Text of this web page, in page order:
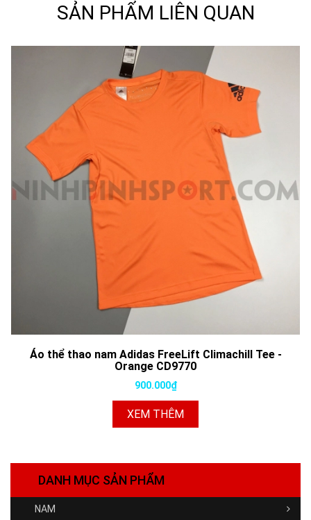
SẢN PHẨM LIÊN QUAN
Áo thể thao nam Adidas FreeLift Climachill Tee -
Orange CD9770
900.000₫
XEM THÊM
DANH MỤC SẢN PHẨM
NAM